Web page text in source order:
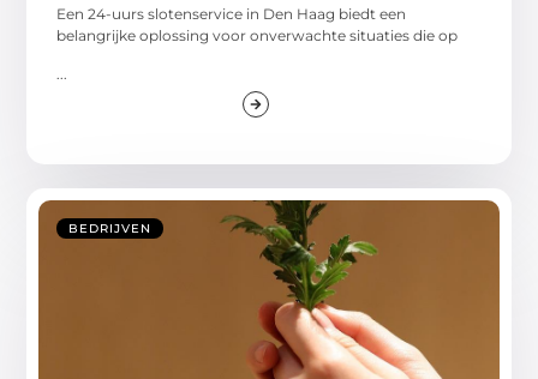
Een 24-uurs slotenservice in Den Haag biedt een
belangrijke oplossing voor onverwachte situaties die op
...
BEDRIJVEN